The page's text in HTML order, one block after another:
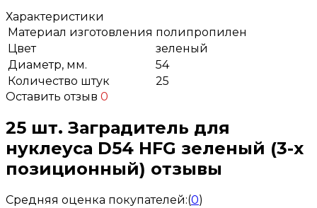
Характеристики
Материал изготовления полипропилен
Цвет
зеленый
Диаметр, мм.
54
Количество штук
25
Оставить отзыв 0
25 шт. Заградитель для
нуклеуса D54 HFG зеленый (3-х
позиционный) отзывы
Средняя оценка покупателей:(0)